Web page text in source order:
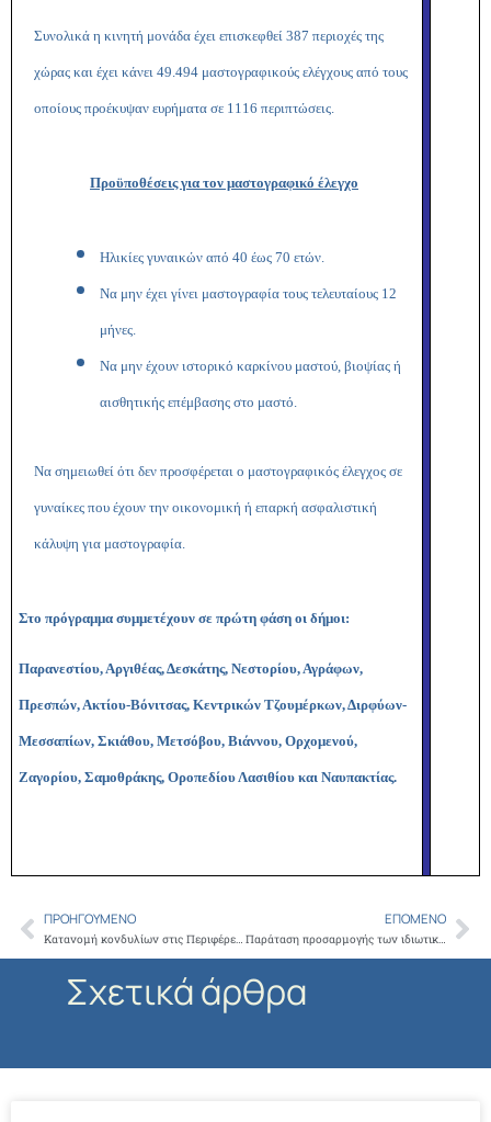
Συνολικά η κινητή μονάδα έχει επισκεφθεί 387 περιοχές της
χώρας και έχει κάνει 49.494 μαστογραφικούς ελέγχους από τους
οποίους προέκυψαν ευρήματα σε 1116 περιπτώσεις.
Προϋποθέσεις για τον μαστογραφικό έλεγχο
Ηλικίες γυναικών από 40 έως 70 ετών.
Να μην έχει γίνει μαστογραφία τους τελευταίους 12
μήνες.
Να μην έχουν ιστορικό καρκίνου μαστού, βιοψίας ή
αισθητικής επέμβασης στο μαστό.
Να σημειωθεί ότι δεν προσφέρεται ο μαστογραφικός έλεγχος σε
γυναίκες που έχουν την οικονομική ή επαρκή ασφαλιστική
κάλυψη για μαστογραφία.
Στο πρόγραμμα συμμετέχουν σε πρώτη φάση οι δήμοι:
Παρανεστίου, Αργιθέας, Δεσκάτης, Νεστορίου, Αγράφων,
Πρεσπών, Ακτίου-Βόνιτσας, Κεντρικών Τζουμέρκων, Διρφύων-
Μεσσαπίων, Σκιάθου, Μετσόβου, Βιάννου, Ορχομενού,
Ζαγορίου, Σαμοθράκης, Οροπεδίου Λασιθίου και Ναυπακτίας.
Prev
ΠΡΟΗΓΟΎΜΕΝΟ
Κατανομή κονδυλίων στις Περιφέρειες της Χώρας που αφορούν αποζημίωση Δευτεροβάθμιων Ιατρικών Επιτροπών (ΔΙΕ)
ΕΠΌΜΕΝΟ
Παράταση προσαρμογής των ιδιωτικών φορέων παροχής υπηρεσιών Π.Φ.Υ. στις διατάξεις του Π.Δ. 84/01 (ΦΕΚ 70 τ.Α΄)
Σχετικά άρθρα